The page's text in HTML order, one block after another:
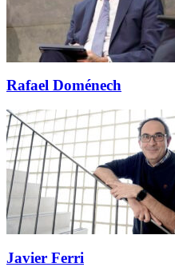
Rafael Doménech
Javier Ferri